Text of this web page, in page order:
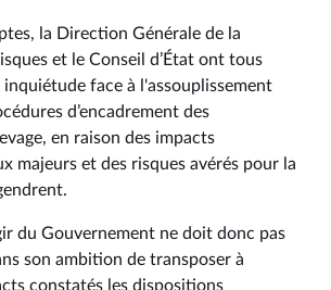
la Direction Générale de la
et le Conseil d’État ont tous
face à l'assouplissement
d’encadrement des
en raison des impacts
majeurs et des risques avérés pour la
du Gouvernement ne doit donc pas
son ambition de transposer à
constatés les dispositions